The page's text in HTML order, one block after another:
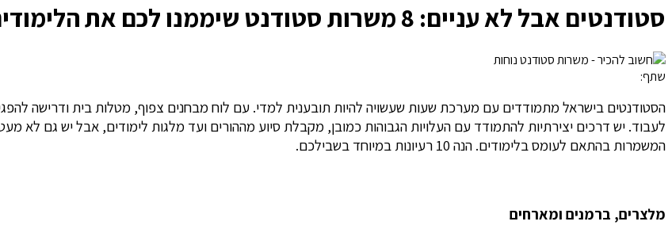
סטודנטים אבל לא עניים: 8 משרות סטודנט שיממנו לכם את הלימודים
שתף:
הסטודנטים בישראל מתמודדים עם מערכת שעות שעשויה להיות תובענית למדי. עם לוח מבחנים צפוף, מטלות בית ודרישה
לעבוד. יש דרכים יצירתיות להתמודד עם העלויות הגבוהות כמובן, מקבלת סיוע מההורים ועד מלגות לימודים, אבל יש גם לא
המשמרות בהתאם לעומס בלימודים. הנה 10 רעיונות במיוחד בשבילכם.
מלצרים, ברמנים ומארחים